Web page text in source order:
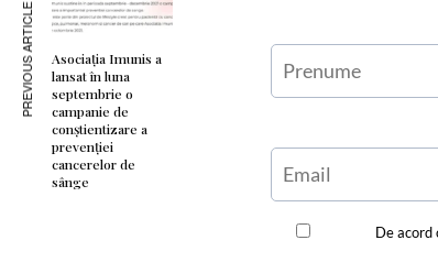
Asociația Imunis a
lansat în luna
septembrie o
campanie de
conștientizare a
prevenției
cancerelor de
sânge
PREVIOUS ARTICLE